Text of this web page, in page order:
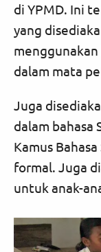
di YPMD. Ini
yang
dalam mata
Juga
dalam bahasa
Kamus
formal. Juga
untuk anak-